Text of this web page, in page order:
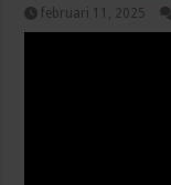
februari 11, 2025